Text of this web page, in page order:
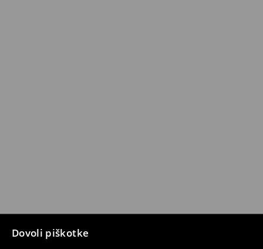
Dovoli piškotke